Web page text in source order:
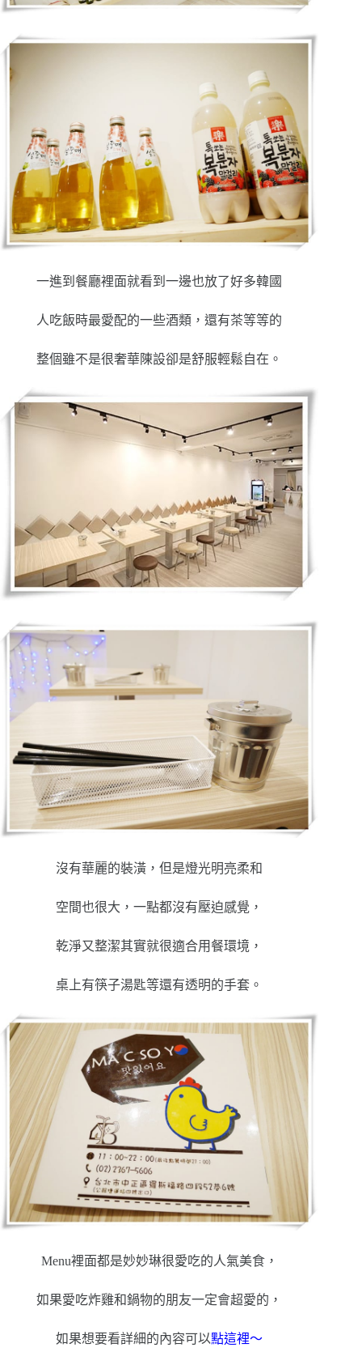
一進到餐廳裡面就看到一邊也放了好多韓國
人吃飯時最愛配的一些酒類，還有茶等等的
整個雖不是很奢華陳設卻是舒服輕鬆自在。
沒有華麗的裝潢，但是燈光明亮柔和
空間也很大，一點都沒有壓迫感覺，
乾淨又整潔其實就很適合用餐環境，
桌上有筷子湯匙等還有透明的手套。
Menu裡面都是妙妙琳很愛吃的人氣美食，
如果愛吃炸雞和鍋物的朋友一定會超愛的，
如果想要看詳細的內容可以點這裡～